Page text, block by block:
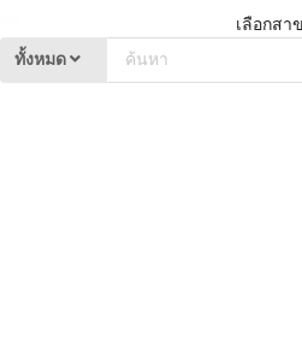
เลือกสา
ทั้งหมด